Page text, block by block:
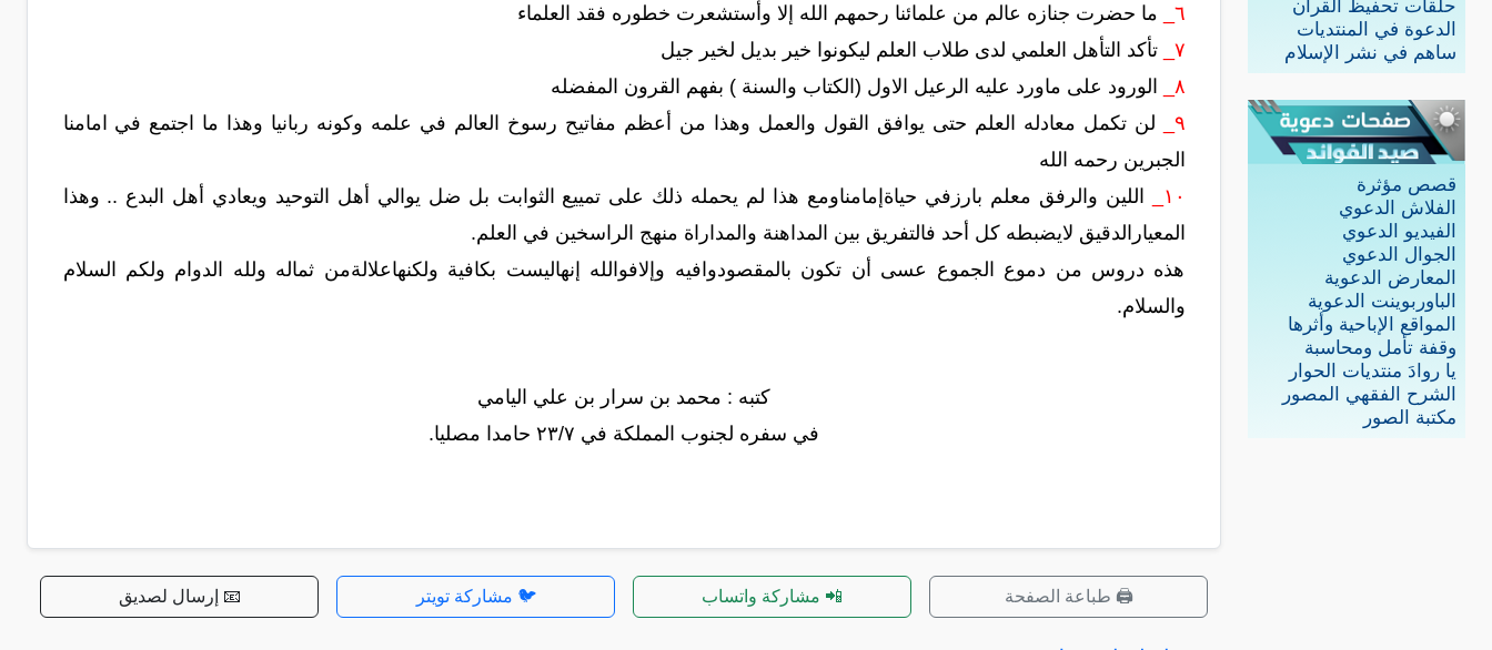
حلقات تحفيظ القرآن
الدعوة في المنتديات
ساهم في نشر الإسلام
قصص مؤثرة
الفلاش الدعوي
الفيديو الدعوي
الجوال الدعوي
المعارض الدعوية
الباوربوينت الدعوية
المواقع الإباحية وأثرها
وقفة تأمل ومحاسبة
يا روادَ منتديات الحوار
الشرح الفقهي المصور
مكتبة الصور
٦_
ما حضرت جنازه عالم من علمائنا رحمهم الله إلا وأستشعرت خطوره فقد العلماء
٧_
تأكد التأهل العلمي لدى طلاب العلم ليكونوا خير بديل لخير جيل
٨_
الورود على ماورد عليه الرعيل الاول (الكتاب والسنة ) بفهم القرون المفضله
٩_
لن تكمل معادله العلم حتى يوافق القول والعمل وهذا من أعظم مفاتيح رسوخ العالم في علمه وكونه ربانيا وهذا ما اجتمع في امامنا
الجبرين رحمه الله
١٠_
اللين والرفق معلم بارزفي حياةإمامناومع هذا لم يحمله ذلك على تمييع الثوابت بل ضل يوالي أهل التوحيد ويعادي أهل البدع .. وهذا
المعيارالدقيق لايضبطه كل أحد فالتفريق بين المداهنة والمداراة منهج الراسخين في العلم.
هذه دروس من دموع الجموع عسى أن تكون بالمقصودوافيه وإلافوالله إنهاليست بكافية ولكنهاعلالةمن ثماله ولله الدوام ولكم السلام
والسلام.
كتبه : محمد بن سرار بن علي اليامي
في سفره لجنوب المملكة في ٢٣/٧ حامدا مصليا.
🖨️ طباعة الصفحة 📲 مشاركة واتساب 🐦 مشاركة تويتر 📧 إرسال لصديق